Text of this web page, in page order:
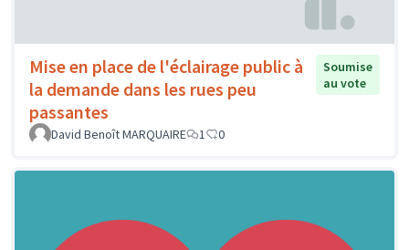
Mise en place de l'éclairage public à
la demande dans les rues peu
passantes
Soumise
au vote
David Benoît MARQUAIRE 1 0